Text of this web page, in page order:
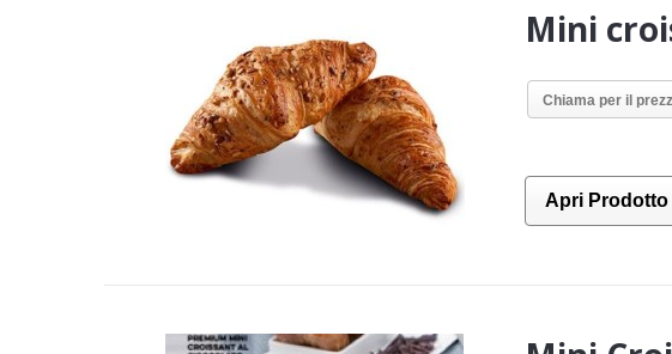
Mini
Chiama per il
Apri Prodotto